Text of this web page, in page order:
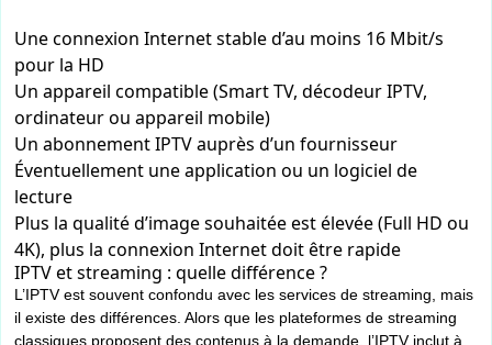
Une connexion Internet stable d’au moins 16 Mbit/s
pour la HD
Un appareil compatible (Smart TV, décodeur IPTV,
ordinateur ou appareil mobile)
Un abonnement IPTV auprès d’un fournisseur
Éventuellement une application ou un logiciel de
lecture
Plus la qualité d’image souhaitée est élevée (Full HD ou
4K), plus la connexion Internet doit être rapide
IPTV et streaming : quelle différence ?
L’IPTV est souvent confondu avec les services de streaming, mais
il existe des différences. Alors que les plateformes de streaming
classiques proposent des contenus à la demande, l’IPTV inclut à